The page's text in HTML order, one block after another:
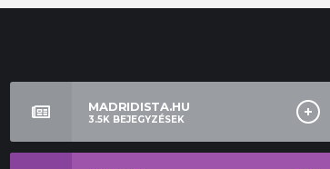
MADRIDISTA.HU
3.5K BEJEGYZÉSEK